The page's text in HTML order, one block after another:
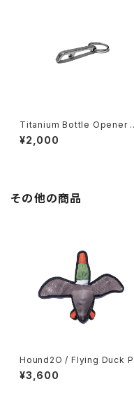
Titanium Bottle Opener
ychain
¥2,000
その他の商品
Hound2O / Flying Duck
sh Toy
¥3,600